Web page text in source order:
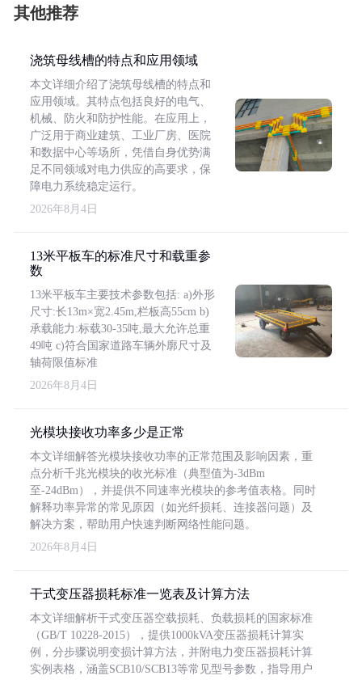
其他推荐
浇筑母线槽的特点和应用领域
本文详细介绍了浇筑母线槽的特点和
应用领域。其特点包括良好的电气、
机械、防火和防护性能。在应用上，
广泛用于商业建筑、工业厂房、医院
和数据中心等场所，凭借自身优势满
足不同领域对电力供应的高要求，保
障电力系统稳定运行。
2026年8月4日
13米平板车的标准尺寸和载重参
数
13米平板车主要技术参数包括: a)外形
尺寸:长13m×宽2.45m,栏板高55cm b)
承载能力:标载30-35吨,最大允许总重
49吨 c)符合国家道路车辆外廓尺寸及
轴荷限值标准
2026年8月4日
光模块接收功率多少是正常
本文详细解答光模块接收功率的正常范围及影响因素，重
点分析千兆光模块的收光标准（典型值为-3dBm
至-24dBm），并提供不同速率光模块的参考值表格。同时
解释功率异常的常见原因（如光纤损耗、连接器问题）及
解决方案，帮助用户快速判断网络性能问题。
2026年8月4日
干式变压器损耗标准一览表及计算方法
本文详细解析干式变压器空载损耗、负载损耗的国家标准
（GB/T 10228-2015），提供1000kVA变压器损耗计算实
例，分步骤说明变损计算方法，并附电力变压器损耗计算
实例表格，涵盖SCB10/SCB13等常见型号参数，指导用户